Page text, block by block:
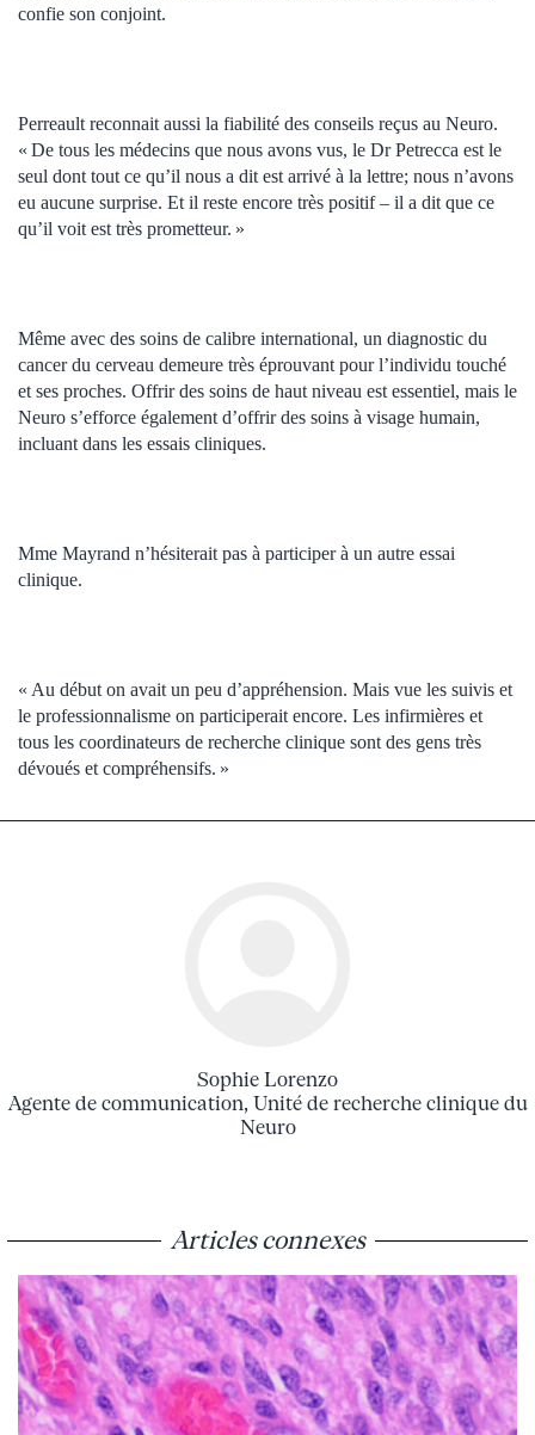
confie son conjoint.
Perreault reconnait aussi la fiabilité des conseils reçus au Neuro.
« De tous les médecins que nous avons vus, le Dr Petrecca est le
seul dont tout ce qu’il nous a dit est arrivé à la lettre; nous n’avons
eu aucune surprise. Et il reste encore très positif – il a dit que ce
qu’il voit est très prometteur. »
Même avec des soins de calibre international, un diagnostic du
cancer du cerveau demeure très éprouvant pour l’individu touché
et ses proches. Offrir des soins de haut niveau est essentiel, mais le
Neuro s’efforce également d’offrir des soins à visage humain,
incluant dans les essais cliniques.
Mme Mayrand n’hésiterait pas à participer à un autre essai
clinique.
« Au début on avait un peu d’appréhension. Mais vue les suivis et
le professionnalisme on participerait encore. Les infirmières et
tous les coordinateurs de recherche clinique sont des gens très
dévoués et compréhensifs. »
Sophie Lorenzo
Agente de communication, Unité de recherche clinique du
Neuro
Articles connexes